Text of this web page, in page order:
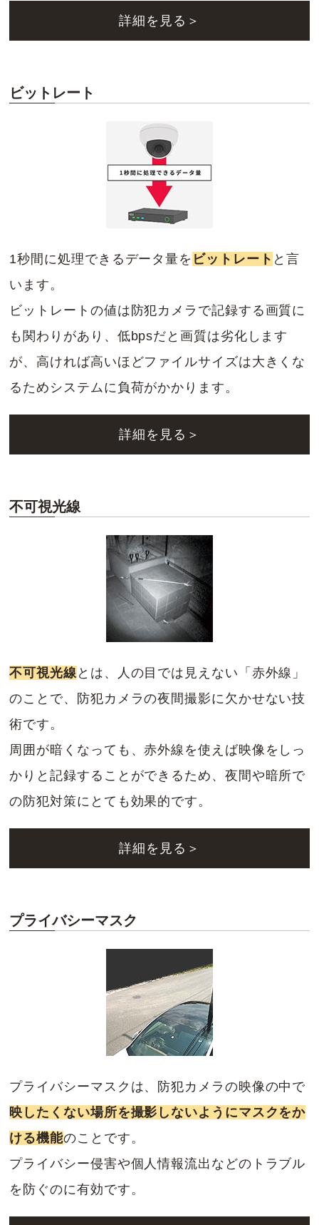
詳細を見る＞
ビットレート
1秒間に処理できるデータ量を ビットレート と言
います。
ビットレートの値は防犯カメラで記録する画質に
も関わりがあり、低bpsだと画質は劣化します
が、高ければ高いほどファイルサイズは大きくな
るためシステムに負荷がかかります。
詳細を見る＞
不可視光線
不可視光線とは、人の目では見えない「赤外線」
のことで、防犯カメラの夜間撮影に欠かせない技
術です。
周囲が暗くなっても、赤外線を使えば映像をしっ
かりと記録することができるため、夜間や暗所で
の防犯対策にとても効果的です。
詳細を見る＞
プライバシーマスク
プライバシーマスクは、防犯カメラの映像の中で
映したくない場所を撮影しないようにマスクをか
ける機能のことです。
プライバシー侵害や個人情報流出などのトラブル
を防ぐのに有効です。